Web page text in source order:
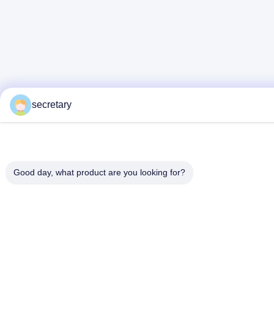
secretary
Good day, what product are you looking for?